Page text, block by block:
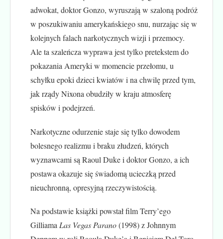
adwokat, doktor Gonzo, wyruszają w szaloną podróż
w poszukiwaniu amerykańskiego snu, nurzając się w
kolejnych falach narkotycznych wizji i przemocy.
Ale ta szaleńcza wyprawa jest tylko pretekstem do
pokazania Ameryki w momencie przełomu, u
schyłku epoki dzieci kwiatów i na chwilę przed tym,
jak rządy Nixona obudziły w kraju atmosferę
spisków i podejrzeń.
Narkotyczne odurzenie staje się tylko dowodem
bolesnego realizmu i braku złudzeń, których
wyznawcami są Raoul Duke i doktor Gonzo, a ich
postawa okazuje się świadomą ucieczką przed
nieuchronną, opresyjną rzeczywistością.
Na podstawie książki powstał film Terry’ego
Gilliama Las Vegas Parano(1998) z Johnnym